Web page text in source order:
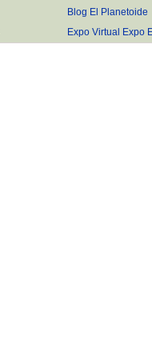
Blog El Planetoide
Expo Virtual Expo